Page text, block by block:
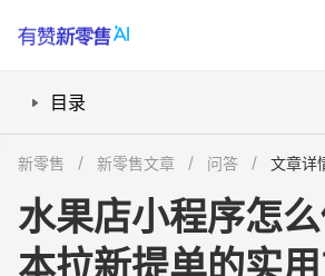
目录
如何利用会员系统维护老客户粘性？
营销活动怎么借力小程序做爆发？
新零售 新零售文章 问答 文章详
水果店小程序怎
本拉新提单的实